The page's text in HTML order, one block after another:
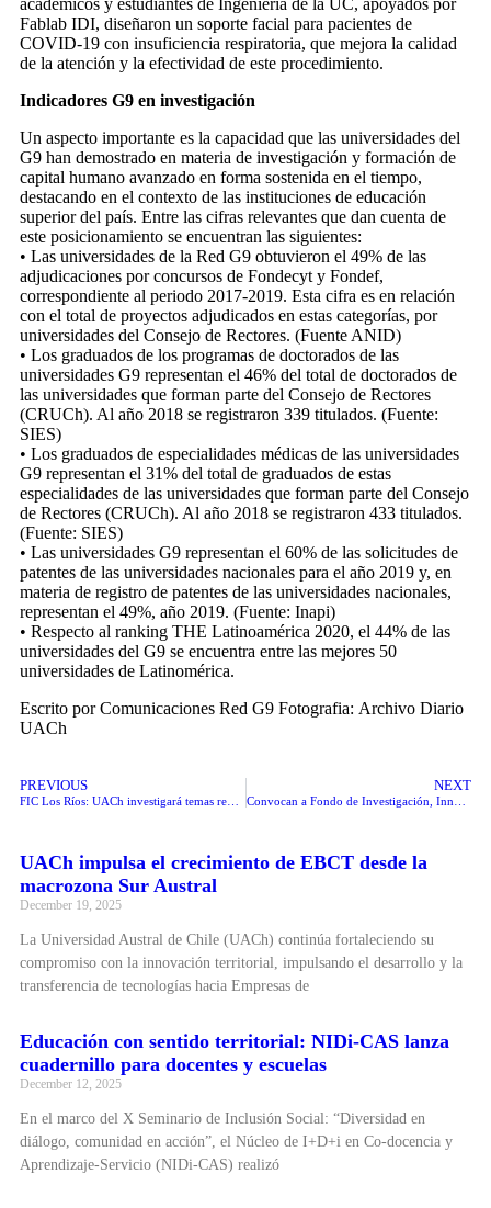
académicos y estudiantes de Ingeniería de la UC, apoyados por
Fablab IDI, diseñaron un soporte facial para pacientes de
COVID-19 con insuficiencia respiratoria, que mejora la calidad
de la atención y la efectividad de este procedimiento.
Indicadores G9 en investigación
Un aspecto importante es la capacidad que las universidades del
G9 han demostrado en materia de investigación y formación de
capital humano avanzado en forma sostenida en el tiempo,
destacando en el contexto de las instituciones de educación
superior del país. Entre las cifras relevantes que dan cuenta de
este posicionamiento se encuentran las siguientes:
• Las universidades de la Red G9 obtuvieron el 49% de las
adjudicaciones por concursos de Fondecyt y Fondef,
correspondiente al periodo 2017-2019. Esta cifra es en relación
con el total de proyectos adjudicados en estas categorías, por
universidades del Consejo de Rectores. (Fuente ANID)
• Los graduados de los programas de doctorados de las
universidades G9 representan el 46% del total de doctorados de
las universidades que forman parte del Consejo de Rectores
(CRUCh). Al año 2018 se registraron 339 titulados. (Fuente:
SIES)
• Los graduados de especialidades médicas de las universidades
G9 representan el 31% del total de graduados de estas
especialidades de las universidades que forman parte del Consejo
de Rectores (CRUCh). Al año 2018 se registraron 433 titulados.
(Fuente: SIES)
• Las universidades G9 representan el 60% de las solicitudes de
patentes de las universidades nacionales para el año 2019 y, en
materia de registro de patentes de las universidades nacionales,
representan el 49%, año 2019. (Fuente: Inapi)
• Respecto al ranking THE Latinoamérica 2020, el 44% de las
universidades del G9 se encuentra entre las mejores 50
universidades de Latinomérica.
Escrito porComunicaciones Red G9 Fotografia: Archivo Diario
UACh
PREVIOUS NEXT
UACh impulsa el crecimiento de EBCT desde la
macrozona Sur Austral
December 19, 2025
La Universidad Austral de Chile (UACh) continúa fortaleciendo su
compromiso con la innovación territorial, impulsando el desarrollo y la
transferencia de tecnologías hacia Empresas de
Educación con sentido territorial: NIDi-CAS lanza
cuadernillo para docentes y escuelas
December 12, 2025
En el marco del X Seminario de Inclusión Social: “Diversidad en
diálogo, comunidad en acción”, el Núcleo de I+D+i en Co-docencia y
Aprendizaje-Servicio (NIDi-CAS) realizó